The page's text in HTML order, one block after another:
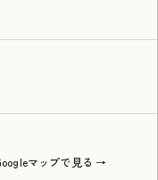
マップで見る →